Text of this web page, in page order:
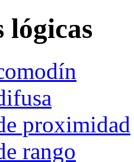
lógicas
proximidad
rango